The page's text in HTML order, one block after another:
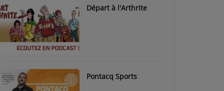
Départ à l'Arthrite
Pontacq Sports